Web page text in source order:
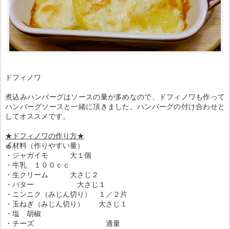
ドフィノワ
煮込みハンバーグはソースの量が多めなので、ドフィノワも作って
ハンバーグソースと一緒に頂きました。ハンバーグの付け合わせと
してオススメです。
★ドフィノワの作り方★
🍎材料（作りやすい量）
・ジャガイモ 大１個
・牛乳 １００ｃｃ
・生クリーム 大さじ２
・バター 大さじ１
・ニンニク（みじん切り） １／２片
・玉ねぎ（みじん切り） 大さじ１
・塩 胡椒
・チーズ 適量